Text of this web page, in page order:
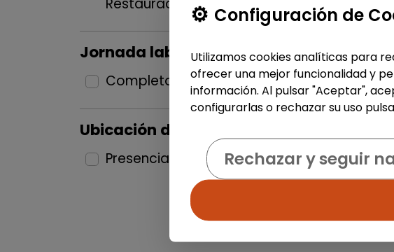
Restauración
1
Jornada laboral
Completa 1
Ubicación del puesto
Presencial 1
Configuración de
Utilizamos cookies analíticas para
ofrecer una mejor funcionalidad y
información. Al pulsar "Aceptar",
configurarlas o rechazar su uso
Rechazar y seguir